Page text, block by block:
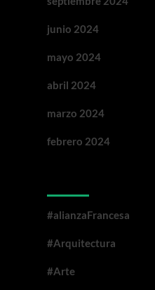
junio 2024
mayo 2024
abril 2024
marzo 2024
febrero 2024
#alianzaFrancesa
#Arquitectura
#Arte